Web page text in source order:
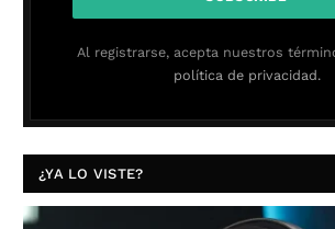
Al registrarse, acepta nuestros
política de privacidad.
¿YA LO VISTE?